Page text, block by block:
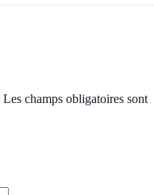
Les champs obligatoires sont